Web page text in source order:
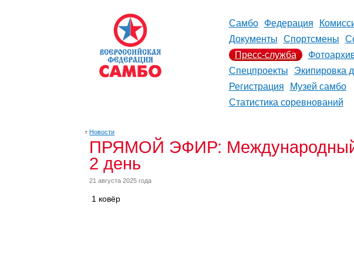
Самбо Федерация
Документы
Спортсмены
Пресс-служба
Спецпроекты
Экипировка
Регистрация
Музей самбо
Статистика соревнований
↑ Новости
ПРЯМОЙ ЭФИР: Международный
2 день
21 августа 2025 года
1 ковёр